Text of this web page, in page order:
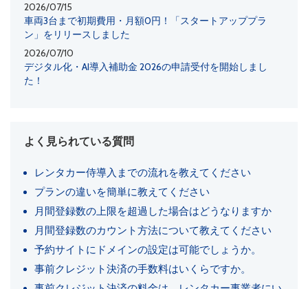
2026/07/15
車両3台まで初期費用・月額0円！「スタートアッププラ
ン」をリリースしました
2026/07/10
デジタル化・AI導入補助金 2026の申請受付を開始しまし
た！
よく見られている質問
レンタカー侍導入までの流れを教えてください
プランの違いを簡単に教えてください
月間登録数の上限を超過した場合はどうなりますか
月間登録数のカウント方法について教えてください
予約サイトにドメインの設定は可能でしょうか。
事前クレジット決済の手数料はいくらですか。